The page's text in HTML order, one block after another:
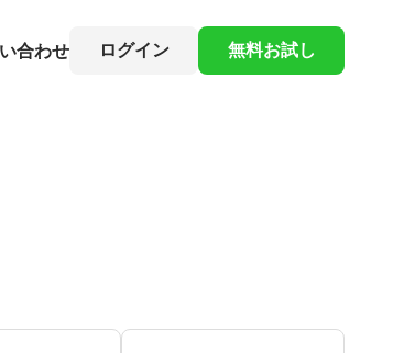
合わせ ログイン 無料お試し